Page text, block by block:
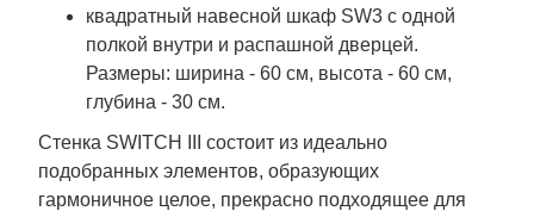
квадратный навесной шкаф SW3 с одной
полкой внутри и распашной дверцей.
Размеры: ширина - 60 см, высота - 60 см,
глубина - 30 см.
Стенка SWITCH III состоит из идеально
подобранных элементов, образующих
гармоничное целое, прекрасно подходящее для